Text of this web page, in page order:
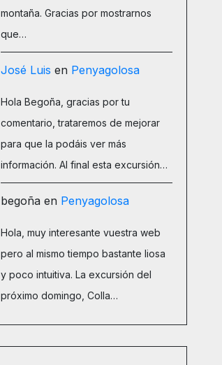
montaña. Gracias por mostrarnos
que…
José Luis en Penyagolosa
Hola Begoña, gracias por tu
comentario, trataremos de mejorar
para que la podáis ver más
información. Al final esta excursión…
begoñaen Penyagolosa
Hola, muy interesante vuestra web
pero al mismo tiempo bastante liosa
y poco intuitiva. La excursión del
próximo domingo, Colla…